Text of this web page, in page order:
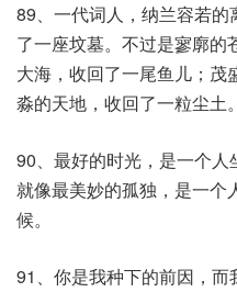
89、一代词人，纳兰容若
了一座坟墓。不过是寥廓的
大海，收回了一尾鱼儿；茂
淼的天地，收回了一粒尘土。
90、最好的时光，是一个人
就像最美妙的孤独，是一个
候。
91、你是我种下的前因，